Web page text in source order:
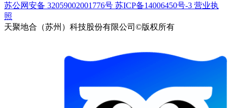
苏公网安备 32059002001776号 苏ICP备14006450号-3 营业执
照
天聚地合（苏州）科技股份有限公司©版权所有